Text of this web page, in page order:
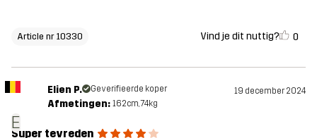
Article nr 10330 Vind je dit nuttig? 0
E
Elien P. Geverifieerde koper 19 december 2024
Afmetingen: 162cm, 74kg
Super tevreden